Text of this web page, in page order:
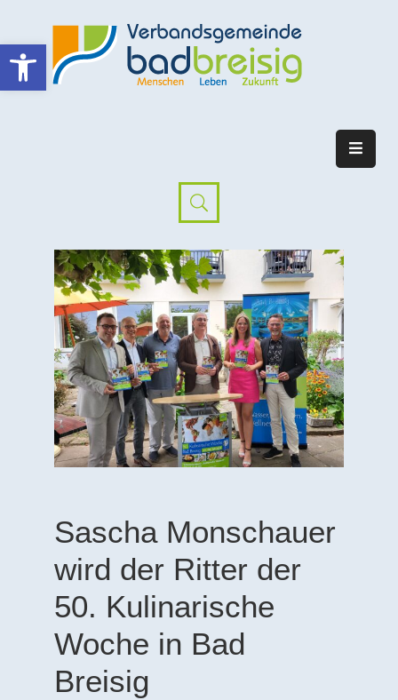
Werkzeugleiste öffnen
Sascha Monschauer
wird der Ritter der
50. Kulinarische
Woche in Bad
Breisig